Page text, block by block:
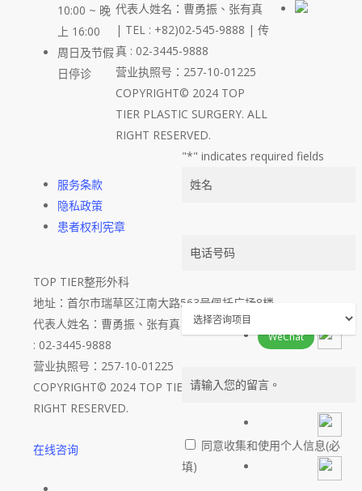
10:00 ~ 晚
上 16:00
周日及节假
日停诊
代表人姓名：曹勇振、张有真
| TEL : +82)02-545-9888 | 传
真 : 02-3445-9888
营业执照号：257-10-01225
COPYRIGHT© 2024 TOP
TIER PLASTIC SURGERY. ALL
RIGHT RESERVED.
服务条款
隐私政策
患者权利宪章
TOP TIER整形外科
地址：首尔市瑞草区江南大路563号佩托广场8楼
代表人姓名：曹勇振、张有真 | TEL :02-545-9888
: 02-3445-9888
营业执照号：257-10-01225
COPYRIGHT© 2024 TOP TIER PLASTIC SURGERY. ALL
RIGHT RESERVED.
在线咨询
"*" indicates required fields
姓
电
号
询
留
隐
同意收集和使用个人信息(必
填)
WeChat